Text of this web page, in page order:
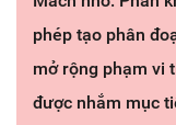
phép tạo phân
mở rộng phạm vi
được nhắm mục